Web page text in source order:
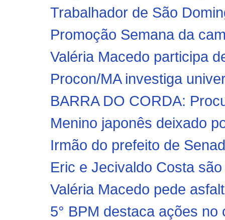
Trabalhador de São
Promoção Semana da
Valéria Macedo participa
Procon/MA investiga
BARRA DO CORDA:
Menino japonês deixado
Irmão do prefeito de
Eric e Jecivaldo Costa
Valéria Macedo pede
5° BPM destaca ações